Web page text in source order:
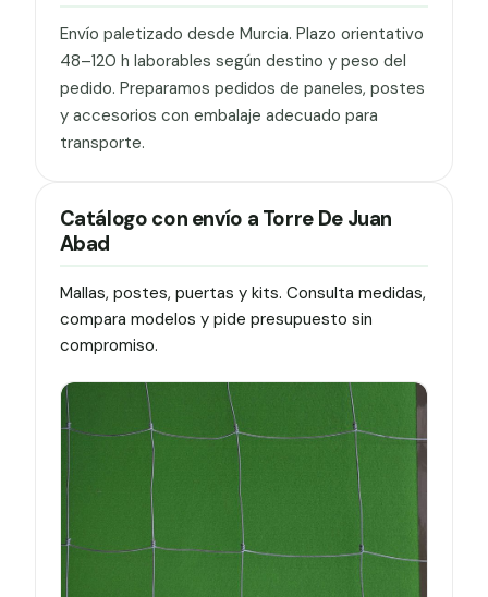
Envío paletizado desde Murcia. Plazo orientativo
48–120 h laborables según destino y peso del
pedido. Preparamos pedidos de paneles, postes
y accesorios con embalaje adecuado para
transporte.
Catálogo con envío a Torre De Juan
Abad
Mallas, postes, puertas y kits. Consulta medidas,
compara modelos y pide presupuesto sin
compromiso.